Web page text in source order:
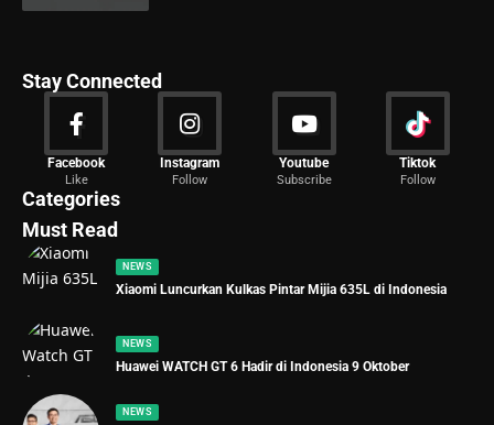
Stay Connected
Facebook
Like
Instagram
Follow
Youtube
Subscribe
Tiktok
Follow
Categories
News
2029 Articles
Must Read
NEWS
Xiaomi Luncurkan Kulkas Pintar Mijia 635L di Indonesia
NEWS
Huawei WATCH GT 6 Hadir di Indonesia 9 Oktober
NEWS